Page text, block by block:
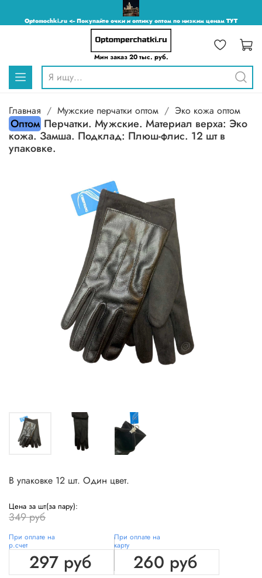
Optomochki.ru <-- Покупайте очки и оптику оптом по низким ценам ТУТ
Мин заказ 20 тыс. руб.
Главная Мужские перчатки оптом Эко кожа оптом
Оптом Перчатки. Мужские. Материал верха: Эко
кожа. Замша. Подклад: Плюш-флис. 12 шт в
упаковке.
В упаковке 12 шт. Один цвет.
Цена за шт(за пару):
349 руб
При оплате на
р.счет
297 руб
При оплате на
карту
260 руб